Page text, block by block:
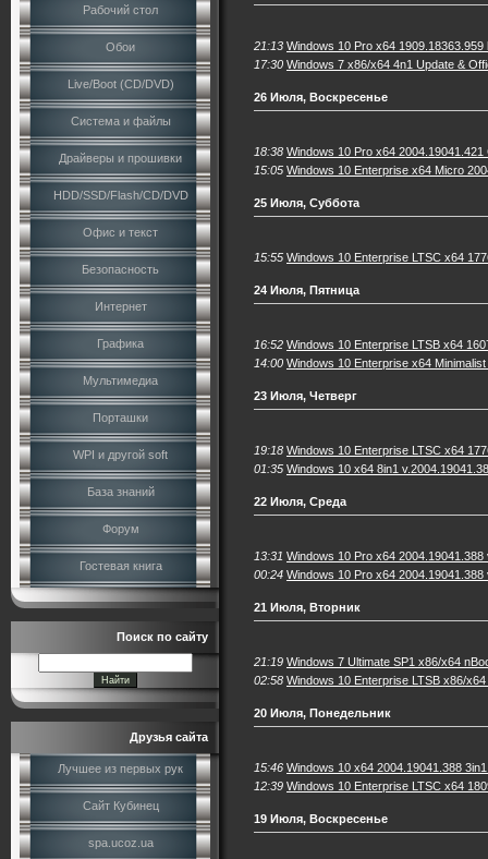
Рабочий стол
Обои
Live/Boot (CD/DVD)
Система и файлы
Драйверы и прошивки
HDD/SSD/Flash/CD/DVD
Офис и текст
Безопасность
Интернет
Графика
Мультимедиа
Порташки
WPI и другой soft
База знаний
Форум
Гостевая книга
Поиск по сайту
Друзья сайта
Лучшее из первых рук
Сайт Кубинец
spa.ucoz.ua
21:13 Windows 10 Pro x64
17:30 Windows 7 x86/x64 4n1 Update &
26 Июля, Воскресенье
18:38 Windows 10 Pro x64 2004.19041.421
15:05 Windows 10 Enterprise x64 Micro
25 Июля, Суббота
15:55 Windows 10 Enterprise LTSC x64
24 Июля, Пятница
16:52 Windows 10 Enterprise LTSB x64
14:00 Windows 10 Enterprise x64
23 Июля, Четверг
19:18 Windows 10 Enterprise LTSC x64
01:35 Windows 10 x64 8in1
22 Июля, Среда
13:31 Windows 10 Pro x64
00:24 Windows 10 Pro x64 2004.19041.388
21 Июля, Вторник
21:19 Windows 7 Ultimate SP1 x86/x64
02:58 Windows 10 Enterprise LTSB x86/
20 Июля, Понедельник
15:46 Windows 10 x64 2004.19041.388
12:39 Windows 10 Enterprise LTSC x64
19 Июля, Воскресенье